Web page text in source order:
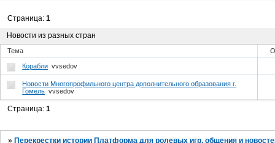
Новости из разных стран
Страница:1
Тема
Корабли vvsedov
Новости Многопрофильного центра дополнительного образования г.
Гомель vvsedov
Страница:1
» Перекрестки истории Платформа для ролевых игр, общения и